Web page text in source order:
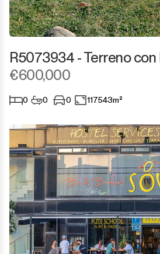
R5073934 - Terreno con
€600,000
0 0 0 117543m²